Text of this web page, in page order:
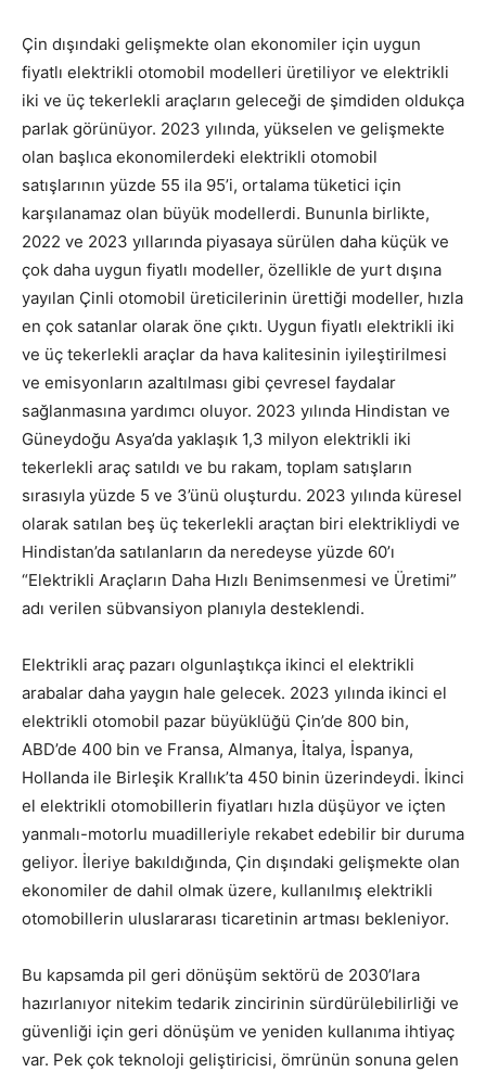
Çin dışındaki gelişmekte olan ekonomiler için uygun
fiyatlı elektrikli otomobil modelleri üretiliyor ve elektrikli
iki ve üç tekerlekli araçların geleceği de şimdiden oldukça
parlak görünüyor. 2023 yılında, yükselen ve gelişmekte
olan başlıca ekonomilerdeki elektrikli otomobil
satışlarının yüzde 55 ila 95’i, ortalama tüketici için
karşılanamaz olan büyük modellerdi. Bununla birlikte,
2022 ve 2023 yıllarında piyasaya sürülen daha küçük ve
çok daha uygun fiyatlı modeller, özellikle de yurt dışına
yayılan Çinli otomobil üreticilerinin ürettiği modeller, hızla
en çok satanlar olarak öne çıktı. Uygun fiyatlı elektrikli iki
ve üç tekerlekli araçlar da hava kalitesinin iyileştirilmesi
ve emisyonların azaltılması gibi çevresel faydalar
sağlanmasına yardımcı oluyor. 2023 yılında Hindistan ve
Güneydoğu Asya’da yaklaşık 1,3 milyon elektrikli iki
tekerlekli araç satıldı ve bu rakam, toplam satışların
sırasıyla yüzde 5 ve 3’ünü oluşturdu. 2023 yılında küresel
olarak satılan beş üç tekerlekli araçtan biri elektrikliydi ve
Hindistan’da satılanların da neredeyse yüzde 60’ı
“Elektrikli Araçların Daha Hızlı Benimsenmesi ve Üretimi”
adı verilen sübvansiyon planıyla desteklendi.
Elektrikli araç pazarı olgunlaştıkça ikinci el elektrikli
arabalar daha yaygın hale gelecek. 2023 yılında ikinci el
elektrikli otomobil pazar büyüklüğü Çin’de 800 bin,
ABD’de 400 bin ve Fransa, Almanya, İtalya, İspanya,
Hollanda ile Birleşik Krallık’ta 450 binin üzerindeydi. İkinci
el elektrikli otomobillerin fiyatları hızla düşüyor ve içten
yanmalı-motorlu muadilleriyle rekabet edebilir bir duruma
geliyor. İleriye bakıldığında, Çin dışındaki gelişmekte olan
ekonomiler de dahil olmak üzere, kullanılmış elektrikli
otomobillerin uluslararası ticaretinin artması bekleniyor.
Bu kapsamda pil geri dönüşüm sektörü de 2030’lara
hazırlanıyor nitekim tedarik zincirinin sürdürülebilirliği ve
güvenliği için geri dönüşüm ve yeniden kullanıma ihtiyaç
var. Pek çok teknoloji geliştiricisi, ömrünün sonuna gelen